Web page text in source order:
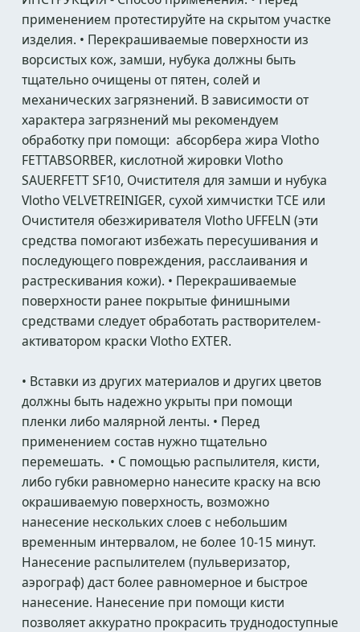
применением протестируйте на скрытом участке
изделия. • Перекрашиваемые поверхности из
ворсистых кож, замши, нубука должны быть
тщательно очищены от пятен, солей и
механических загрязнений. В зависимости от
характера загрязнений мы рекомендуем
обработку при помощи: абсорбера жира Vlotho
FETTABSORBER, кислотной жировки Vlotho
SAUERFETT SF10, Очистителя для замши и нубука
Vlotho VELVETREINIGER, сухой химчистки TCE или
Очистителя обезжиривателя Vlotho UFFELN (эти
средства помогают избежать пересушивания и
последующего повреждения, расслаивания и
растрескивания кожи). • Перекрашиваемые
поверхности ранее покрытые финишными
средствами следует обработать растворителем-
активатором краски Vlotho EXTER.
• Вставки из других материалов и других цветов
должны быть надежно укрыты при помощи
пленки либо малярной ленты. • Перед
применением состав нужно тщательно
перемешать. • С помощью распылителя, кисти,
либо губки равномерно нанесите краску на всю
окрашиваемую поверхность, возможно
нанесение нескольких слоев с небольшим
временным интервалом, не более 10-15 минут.
Нанесение распылителем (пульверизатор,
аэрограф) даст более равномерное и быстрое
нанесение. Нанесение при помощи кисти
позволяет аккуратно прокрасить труднодоступные